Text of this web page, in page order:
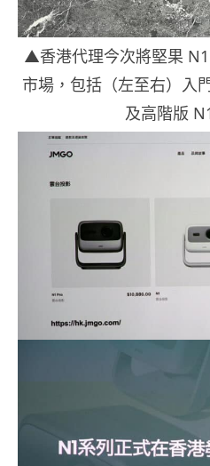
▲香港代理今次將堅果
市場，包括（左至右）入
及高階版